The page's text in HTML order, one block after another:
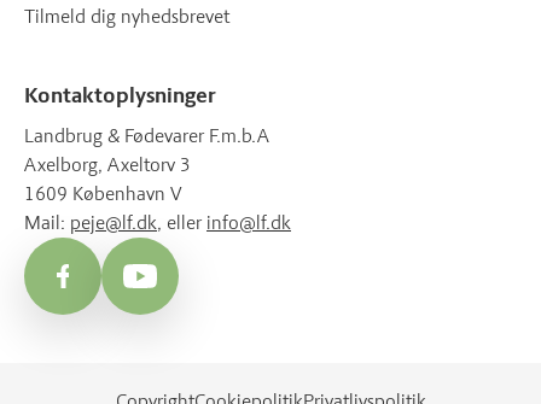
Tilmeld dig nyhedsbrevet
Kontaktoplysninger
Landbrug & Fødevarer F.m.b.A
Axelborg, Axeltorv 3
1609 København V
Mail: peje@lf.dk, eller info@lf.dk
FacebookYouTube